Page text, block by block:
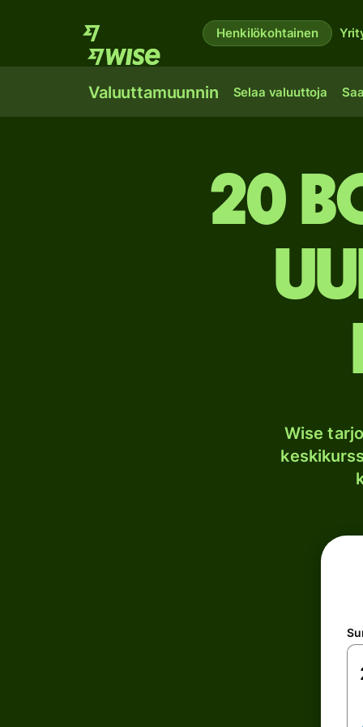
Henkilökohtainen
Valuuttamuunnin Selaa valuuttoja
20
Wise